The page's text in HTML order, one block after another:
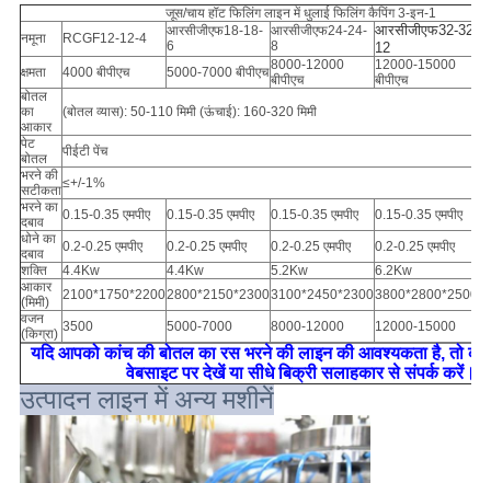
जूस/चाय हॉट फिलिंग लाइन में धुलाई फिलिंग कैपिंग 3-इन-1
नमूना
RCGF12-12-4
आरसीजीएफ18-18-
6
आरसीजीएफ24-24-
8
आरसीजीएफ32-32-
12
क्षमता 4000 बीपीएच 5000-7000 बीपीएच8000-12000
बीपीएच
12000-15000
बीपीएच
बोतल
का
आकार
(बोतल व्यास): 50-110 मिमी (ऊंचाई): 160-320 मिमी
पेट
बोतल
पीईटी पेंच
भरने की
सटीकता≤+/-1%
भरने का
दबाव
0.15-0.35 एमपीए 0.15-0.35 एमपीए 0.15-0.35 एमपीए 0.15-0.35 एमपीए
धोने का
दबाव
0.2-0.25 एमपीए 0.2-0.25 एमपीए 0.2-0.25 एमपीए 0.2-0.25 एमपीए
शक्ति
4.4Kw 4.4Kw 5.2Kw 6.2Kw
आकार
(मिमी)
2100*1750*22002800*2150*23003100*2450*23003800*2800*2500
वजन
(किग्रा) 3500 5000-7000 8000-12000 12000-15000
यदि आपको कांच की बोतल का रस भरने की लाइन की आवश्यकता है, तो
वेबसाइट पर देखें या सीधे बिक्री सलाहकार से संपर्क करें।
उत्पादन लाइन में अन्य मशीनें